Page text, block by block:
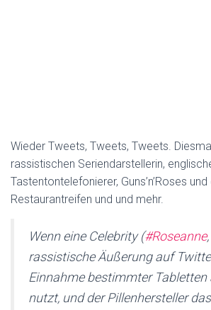
Wieder Tweets, Tweets, Tweets.
rassistischen Seriendarstellerin,
Tastentontelefonierer, Guns’n’Roses
Restaurantreifen und und mehr.
Wenn eine Celebrity (#Roseanne
rassistische Äußerung auf
Einnahme bestimmter Tabletten
nutzt, und der Pillenhersteller